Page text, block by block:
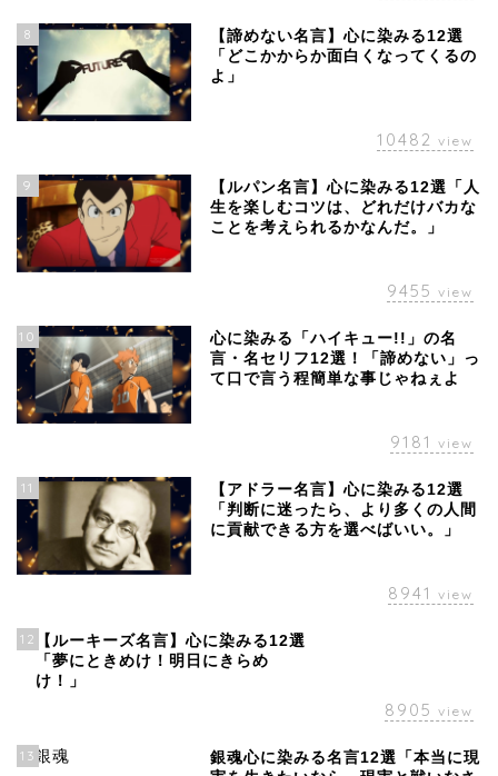
8
【諦めない名言】心に染みる12選
「どこかからか面白くなってくるの
よ」
10482 view
9
【ルパン名言】心に染みる12選「人
生を楽しむコツは、どれだけバカな
ことを考えられるかなんだ。」
9455 view
10
心に染みる「ハイキュー!!」の名
言・名セリフ12選！「諦めない」っ
て口で言う程簡単な事じゃねぇよ
9181 view
11
【アドラー名言】心に染みる12選
「判断に迷ったら、より多くの人間
に貢献できる方を選べばいい。」
8941 view
12
【ルーキーズ名言】心に染みる12選
「夢にときめけ！明日にきらめ
け！」
8905 view
13
銀魂心に染みる名言12選「本当に現